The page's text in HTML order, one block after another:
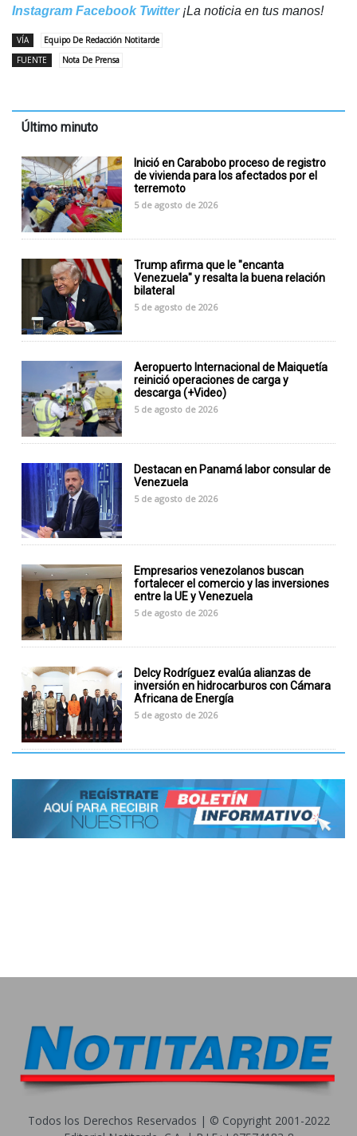
Instagram Facebook Twitter¡La noticia en tus manos!
VÍA
Equipo De Redacción Notitarde
FUENTE
Nota De Prensa
Último minuto
Inició en Carabobo proceso de registro
de vivienda para los afectados por el
terremoto
5 de agosto de 2026
Trump afirma que le "encanta
Venezuela" y resalta la buena relación
bilateral
5 de agosto de 2026
Aeropuerto Internacional de Maiquetía
reinició operaciones de carga y
descarga (+Video)
5 de agosto de 2026
Destacan en Panamá labor consular de
Venezuela
5 de agosto de 2026
Empresarios venezolanos buscan
fortalecer el comercio y las inversiones
entre la UE y Venezuela
5 de agosto de 2026
Delcy Rodríguez evalúa alianzas de
inversión en hidrocarburos con Cámara
Africana de Energía
5 de agosto de 2026
Todos los Derechos Reservados | © Copyright 2001-2022